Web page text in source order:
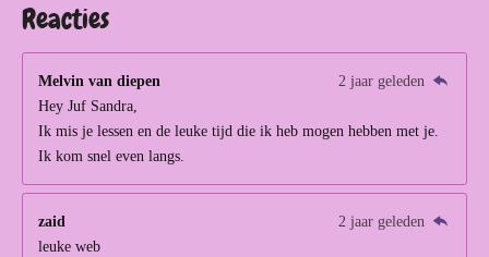
Reacties
Melvin van diepen
2 jaar geleden
Hey Juf Sandra,
Ik mis je lessen en de leuke tijd die ik heb mogen hebben met je.
Ik kom snel even langs.
zaid
2 jaar geleden
leuke web